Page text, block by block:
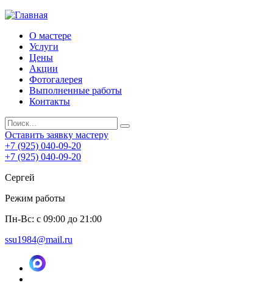
О мастере
Услуги
Цены
Акции
Фотогалерея
Выполненные работы
Контакты
Оставить заявку мастеру
+7 (925) 040-09-20
+7 (925) 040-09-20
Сергей
Режим работы
Пн-Вс: с 09:00 до 21:00
ssu1984@mail.ru